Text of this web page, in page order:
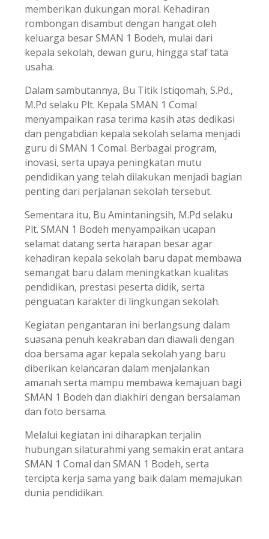
memberikan dukungan moral. Kehadiran
rombongan disambut dengan hangat oleh
keluarga besar SMAN 1 Bodeh, mulai dari
kepala sekolah, dewan guru, hingga staf tata
usaha.
Dalam sambutannya, Bu Titik Istiqomah, S.Pd.,
M.Pd selaku Plt. Kepala SMAN 1 Comal
menyampaikan rasa terima kasih atas dedikasi
dan pengabdian kepala sekolah selama menjadi
guru di SMAN 1 Comal. Berbagai program,
inovasi, serta upaya peningkatan mutu
pendidikan yang telah dilakukan menjadi bagian
penting dari perjalanan sekolah tersebut.
Sementara itu, Bu Amintaningsih, M.Pd selaku
Plt. SMAN 1 Bodeh menyampaikan ucapan
selamat datang serta harapan besar agar
kehadiran kepala sekolah baru dapat membawa
semangat baru dalam meningkatkan kualitas
pendidikan, prestasi peserta didik, serta
penguatan karakter di lingkungan sekolah.
Kegiatan pengantaran ini berlangsung dalam
suasana penuh keakraban dan diawali dengan
doa bersama agar kepala sekolah yang baru
diberikan kelancaran dalam menjalankan
amanah serta mampu membawa kemajuan bagi
SMAN 1 Bodeh dan diakhiri dengan bersalaman
dan foto bersama.
Melalui kegiatan ini diharapkan terjalin
hubungan silaturahmi yang semakin erat antara
SMAN 1 Comal dan SMAN 1 Bodeh, serta
tercipta kerja sama yang baik dalam memajukan
dunia pendidikan.